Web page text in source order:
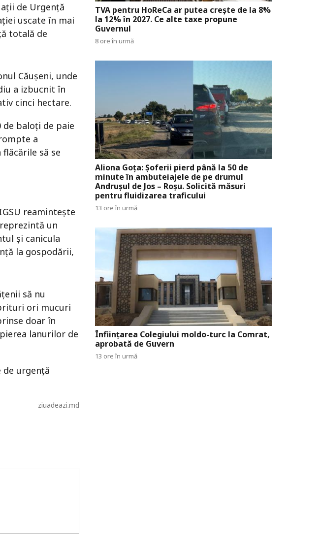
de Urgență
uscate în mai
totală de
Căușeni, unde
a izbucnit în
cinci hectare.
baloți de paie
a
să se
reamintește
un
și canicula
la gospodării,
să nu
ori mucuri
doar în
lanurilor de
de urgență
ziuadeazi.md
TVA pentru HoReCa ar putea crește de la 8%
la 12% în 2027. Ce alte taxe propune
Guvernul
8 ore în urmă
Aliona Goța: Șoferii pierd până la 50 de
minute în ambuteiajele de pe drumul
Andrușul de Jos – Roșu. Solicită măsuri
pentru fluidizarea traficului
13 ore în urmă
Înființarea Colegiului moldo-turc la Comrat,
aprobată de Guvern
13 ore în urmă